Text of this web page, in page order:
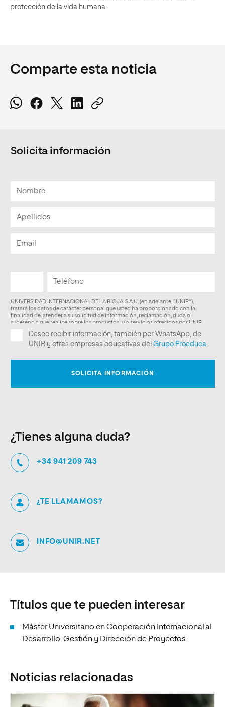
protección de la vida humana.
Comparte esta noticia
Solicita información
¿Tienes alguna duda?
+34 941 209 743
¿TE LLAMAMOS?
INFO@UNIR.NET
Títulos que te pueden interesar
Máster Universitario en Cooperación Internacional al
Desarrollo: Gestión y Dirección de Proyectos
Noticias relacionadas